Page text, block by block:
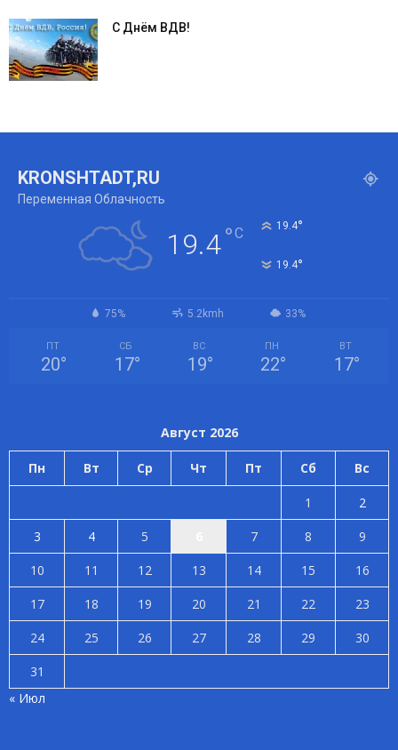
С Днём ВДВ!
KRONSHTADT,RU
Переменная Облачность
19.4°C 19.4°
19.4°
75% 5.2kmh 33%
ПТ
20°
СБ
17°
ВС
19°
ПН
22°
ВТ
17°
Август 2026
Пн Вт Ср Чт Пт Сб Вс
1
2
3
4 5 7 8
9
10
11 12 13 14 15
16
17
18 19 20 21 22
23
24
25 26 27 28 29
30
31
« Июл